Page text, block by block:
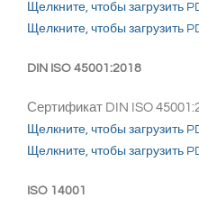
Щелкните, чтобы загрузить
Щелкните, чтобы загрузить
DIN ISO 45001:2018
Сертификат DIN ISO
Щелкните, чтобы загрузить
Щелкните, чтобы загрузить
ISO 14001